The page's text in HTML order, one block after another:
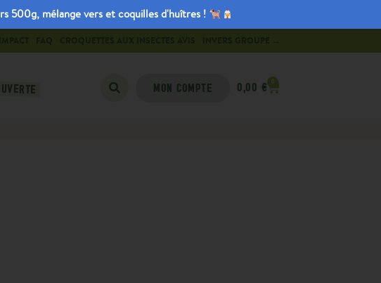
500g, mélange vers et coquilles d'huîtres !
MON COMPTE 0,00 € 0